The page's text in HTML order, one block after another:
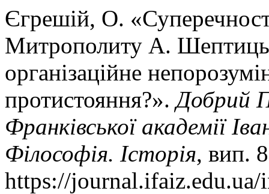
Єгрешій, О.
Митрополиту А.
організаційне
протистояння?».Добрий
Франківської академії
Філософія. Історія, вип.
https://